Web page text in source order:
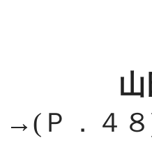
→ ( Ｐ．４８